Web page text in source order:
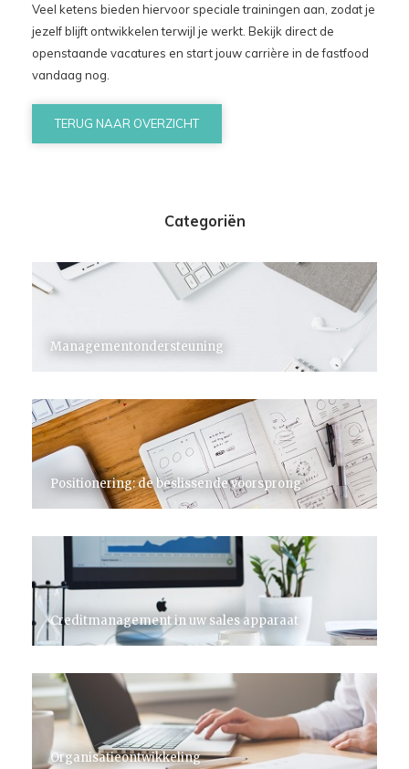
Veel ketens bieden hiervoor speciale trainingen aan, zodat je
jezelf blijft ontwikkelen terwijl je werkt. Bekijk direct de
openstaande vacatures en start jouw carrière in de fastfood
vandaag nog.
TERUG NAAR OVERZICHT
Categoriën
Managementondersteuning
Positionering: de beslissende voorsprong
Creditmanagement in uw sales apparaat
Organisatieontwikkeling